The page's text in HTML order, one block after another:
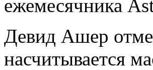
ежемесячника
Девид Ашер
насчитывается